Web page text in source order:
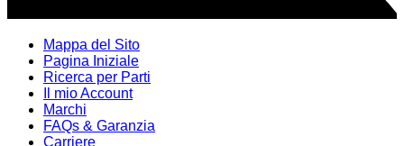
Mappa del Sito
Pagina Iniziale
Ricerca per Parti
Il mio Account
Marchi
FAQs & Garanzia
Carriere